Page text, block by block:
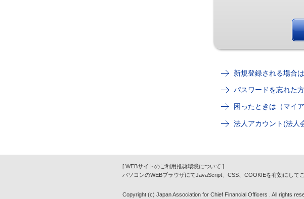
新規登録される場合
パスワードを忘れた
困ったときは（マイ
法人アカウント(法人
[ WEBサイトのご利用推奨環境について ]
パソコンのWEBブラウザにてJavaScript、CSS、COOKIEを有効にして
Copyright (c) Japan Association for Chief Financial Officers . All rights